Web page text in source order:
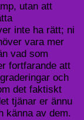
​​utan att
inte ha rätt; ni
vara mer
vad som
fortfarande att
och
det faktiskt
tjänar er ännu
känna av dem.